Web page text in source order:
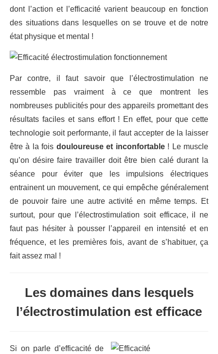
dont l’action et l’efficacité varient beaucoup en fonction
des situations dans lesquelles on se trouve et de notre
état physique et mental !
Par contre, il faut savoir que l’électrostimulation ne
ressemble pas vraiment à ce que montrent les
nombreuses publicités pour des appareils promettant des
résultats faciles et sans effort ! En effet, pour que cette
technologie soit performante, il faut accepter de la laisser
être à la fois douloureuse et inconfortable! Le muscle
qu’on désire faire travailler doit être bien calé durant la
séance pour éviter que les impulsions électriques
entrainent un mouvement, ce qui empêche généralement
de pouvoir faire une autre activité en même temps. Et
surtout, pour que l’électrostimulation soit efficace, il ne
faut pas hésiter à pousser l’appareil en intensité et en
fréquence, et les premières fois, avant de s’habituer, ça
fait assez mal !
Les domaines dans lesquels
l’électrostimulation est efficace
Si on parle d’efficacité de